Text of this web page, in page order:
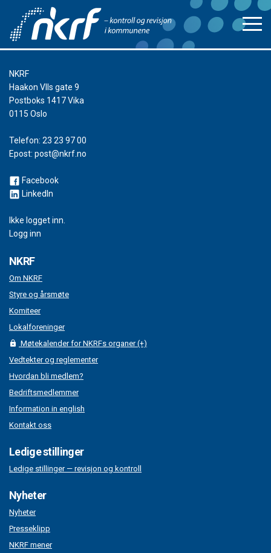
NKRF
Haakon VIIs gate 9
Postboks 1417 Vika
0115 Oslo
Telefon: 23 23 97 00
Epost: post@nkrf.no
Facebook
LinkedIn
Ikke logget inn.
Logg inn
NKRF
Om NKRF
Styre og årsmøte
Komiteer
Lokalforeninger
Møtekalender for NKRFs organer (+)
Vedtekter og reglementer
Hvordan bli medlem?
Bedriftsmedlemmer
Information in english
Kontakt oss
Ledige stillinger
Ledige stillinger — revisjon og kontroll
Nyheter
Nyheter
Presseklipp
NKRF mener